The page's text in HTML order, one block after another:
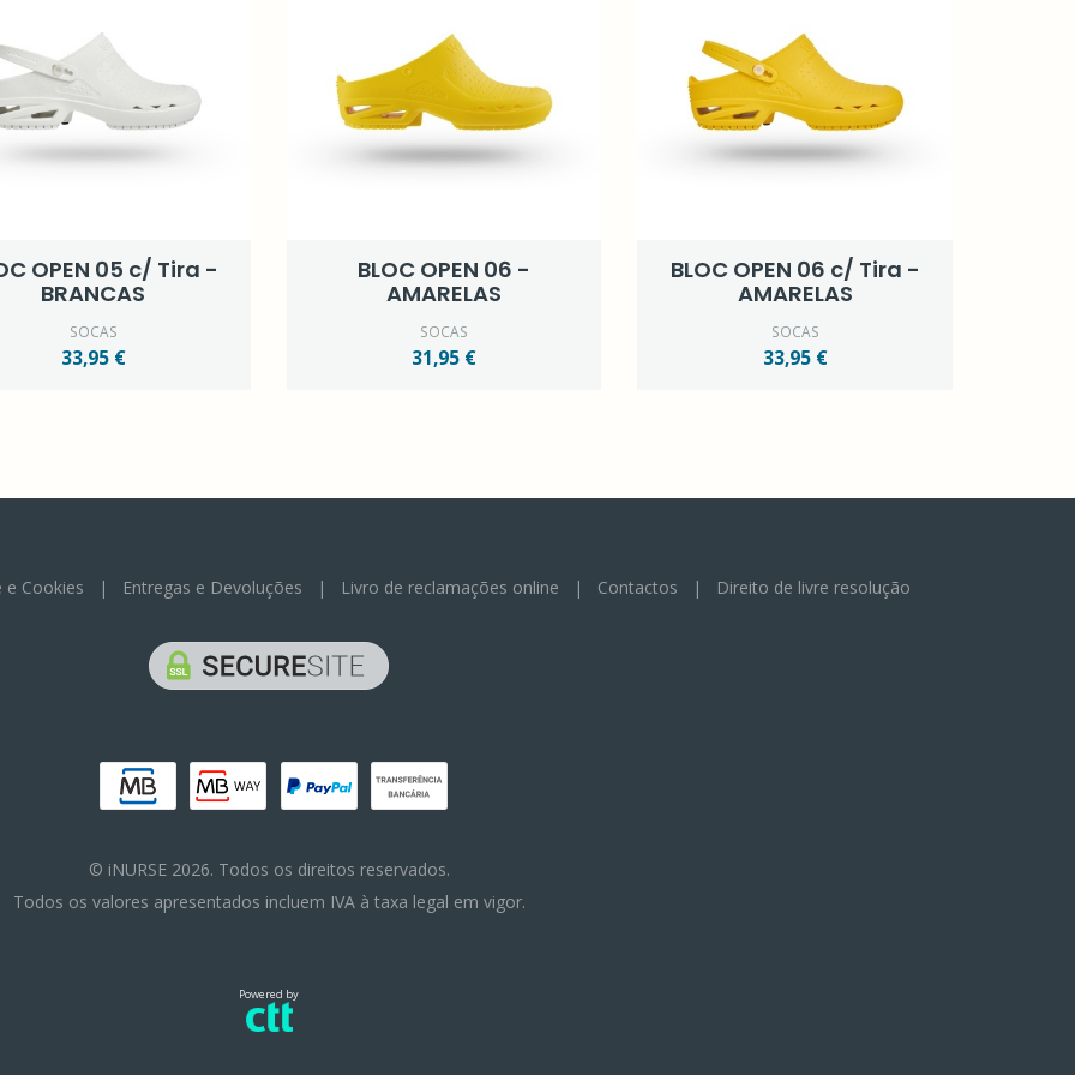
OPEN 05 c/ Tira -
BRANCAS
SOCAS
33,95 €
BLOC OPEN 06 -
AMARELAS
SOCAS
31,95 €
BLOC OPEN 06 c/ Tira -
AMARELAS
SOCAS
33,95 €
e Cookies | Entregas e Devoluções | Livro de reclamações online | Contactos | Direito de livre resolução
© iNURSE 2026. Todos os direitos reservados.
Todos os valores apresentados incluem IVA à taxa legal em vigor.
Powered by